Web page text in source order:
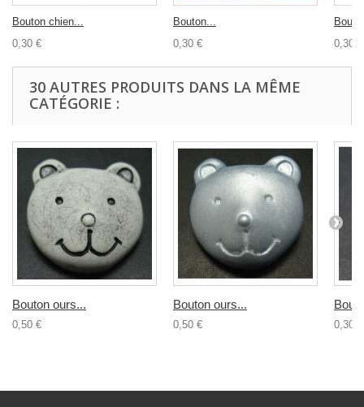
Bouton chien...
0,30 €
Bouton...
0,30 €
0,30 €
30 AUTRES PRODUITS DANS LA MÊME
CATÉGORIE :
Bouton ours...
0,50 €
Bouton ours...
0,50 € 0,30 €